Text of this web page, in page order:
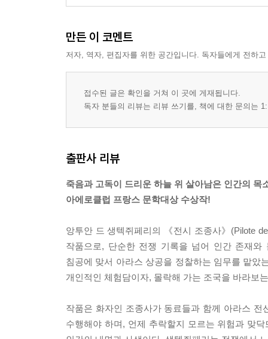
만든 이 코멘트
저자, 역자, 편집자를 위한 공간입니다. 독자들에게 전하
접수된 글은 확인을 거쳐 이 곳에 게재됩니다.
독자 분들의 리뷰는 리뷰 쓰기를, 책에 대한 문의는
출판사 리뷰
죽음과 고독이 드리운 하늘 위 살아남은 인간의 목
아에로클럽 프랑스 문학대상 수상작!
앙투안 드 생텍쥐페리의 《전시 조종사》(Pilote
작품으로, 단순한 전쟁 기록을 넘어 인간 존재
침공에 맞서 아라스 상공을 정찰하는 임무를 맡았
개인적인 체험담이자, 몰락해 가는 조국을 바라보
작품은 화자인 조종사가 동료들과 함께 아라스
수행해야 하며, 언제 추락할지 모르는 위험과 맞